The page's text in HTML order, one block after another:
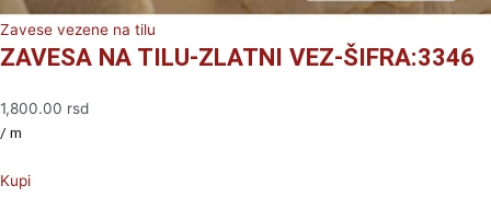
Zavese vezene na tilu
ZAVESA NA TILU-ZLATNI VEZ-ŠIFRA:3346
1,800.00 rsd
/ m
Kupi